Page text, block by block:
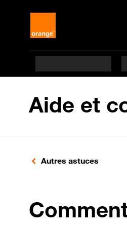
Aide et
Autres astuces